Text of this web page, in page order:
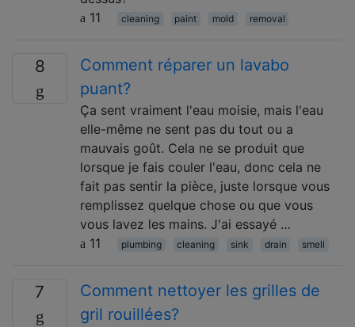
11
cleaning paint mold removal
8
Comment réparer un lavabo
puant?
Ça sent vraiment l'eau moisie, mais l'eau
elle-même ne sent pas du tout ou a
mauvais goût. Cela ne se produit que
lorsque je fais couler l'eau, donc cela ne
fait pas sentir la pièce, juste lorsque vous
remplissez quelque chose ou que vous
vous lavez les mains. J'ai essayé …
11
plumbing cleaning sink drain smell
7
Comment nettoyer les grilles de
gril rouillées?